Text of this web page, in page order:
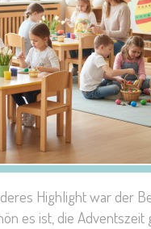
Highlight war der
es ist, die